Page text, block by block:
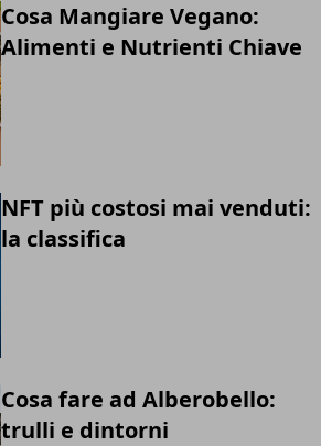
Cosa Mangiare Vegano:
Alimenti e Nutrienti Chiave
NFT più costosi mai venduti:
la classifica
Cosa fare ad Alberobello:
trulli e dintorni